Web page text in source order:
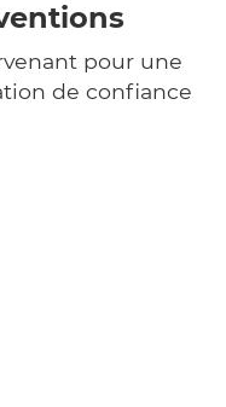
pour une
de confiance